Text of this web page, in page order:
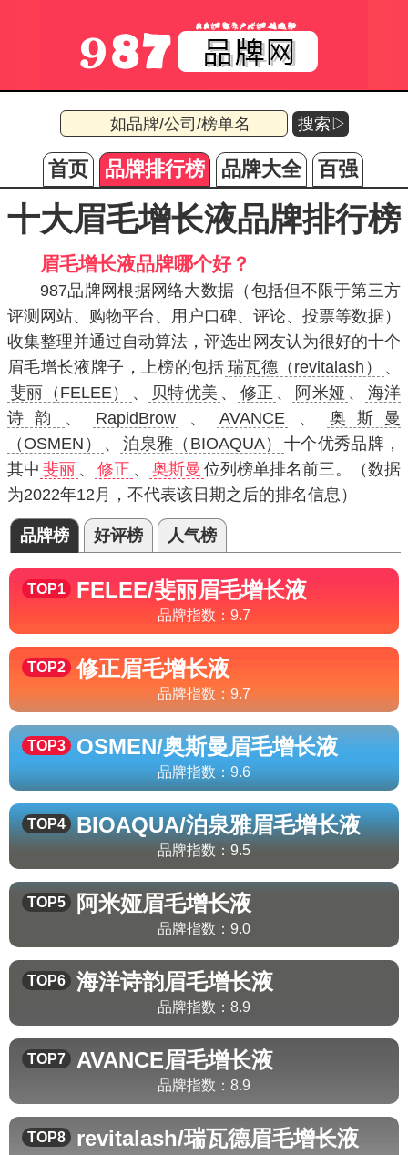
搜索▷
首页 品牌排行榜 品牌大全 百强
十大眉毛增长液品牌排行榜
眉毛增长液品牌哪个好？
987品牌网根据网络大数据（包括但不限于第三方
评测网站、购物平台、用户口碑、评论、投票等数据）
收集整理并通过自动算法，评选出网友认为很好的十个
眉毛增长液牌子，上榜的包括 瑞瓦德（revitalash）
、
斐丽（FELEE）
、 贝特优美 、 修正 、 阿米娅 、
海洋
诗韵
、 RapidBrow 、 AVANCE 、
奥斯曼
（OSMEN）
、 泊泉雅（BIOAQUA）
十个优秀品牌，
其中 斐丽 、 修正 、 奥斯曼 位列榜单排名前三。（数据
为2022年12月，不代表该日期之后的排名信息）
品牌榜 好评榜 人气榜
TOP1 FELEE/斐丽眉毛增长液
品牌指数： 9.7
TOP2 修正眉毛增长液
品牌指数： 9.7
TOP3 OSMEN/奥斯曼眉毛增长液
品牌指数： 9.6
TOP4 BIOAQUA/泊泉雅眉毛增长液
品牌指数： 9.5
TOP5 阿米娅眉毛增长液
品牌指数： 9.0
TOP6 海洋诗韵眉毛增长液
品牌指数： 8.9
TOP7 AVANCE眉毛增长液
品牌指数： 8.9
TOP8 revitalash/瑞瓦德眉毛增长液